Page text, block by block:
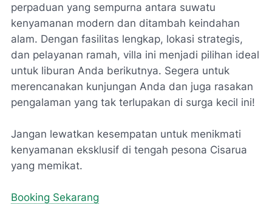
perpaduan yang sempurna antara suwatu
kenyamanan modern dan ditambah keindahan
alam. Dengan fasilitas lengkap, lokasi strategis,
dan pelayanan ramah, villa ini menjadi pilihan ideal
untuk liburan Anda berikutnya. Segera untuk
merencanakan kunjungan Anda dan juga rasakan
pengalaman yang tak terlupakan di surga kecil ini!
Jangan lewatkan kesempatan untuk menikmati
kenyamanan eksklusif di tengah pesona Cisarua
yang memikat.
Booking Sekarang